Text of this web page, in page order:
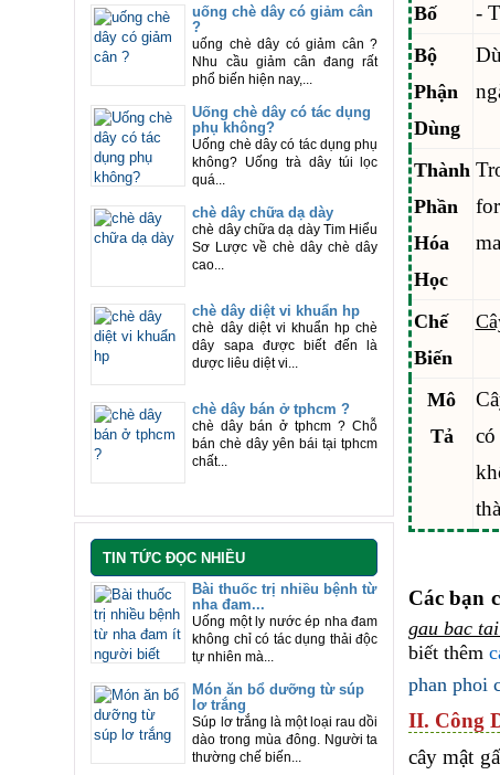
uống chè dây có giảm cân
?
uống chè dây có giảm cân ?
Nhu cầu giảm cân đang rất
phổ biến hiện nay,...
Uống chè dây có tác dụng
phụ không?
Uống chè dây có tác dụng phụ
không? Uống trà dây túi lọc
quá...
chè dây chữa dạ dày
chè dây chữa dạ dày Tim Hiểu
Sơ Lược về chè dây chè dây
cao...
chè dây diệt vi khuẩn hp
chè dây diệt vi khuẩn hp chè
dây sapa được biết đến là
dược liêu diệt vi...
chè dây bán ở tphcm ?
chè dây bán ở tphcm ? Chỗ
bán chè dây yên bái tại tphcm
chất...
TIN TỨC ĐỌC NHIỀU
Bài thuốc trị nhiều bệnh từ
nha đam...
Uống một ly nước ép nha đam
không chỉ có tác dụng thải độc
tự nhiên mà...
Món ăn bổ dưỡng từ súp
lơ trắng
Súp lơ trắng là một loại rau dồi
dào trong mùa đông. Người ta
thường chế biến...
Bố
-
Bộ
Phận
Dùng
Thành
Phần
Hóa
Học
Chế
Biến
Mô
Tả
Các bạn
gau bac
biết thêm
phan phoi
II. Công
cây mật